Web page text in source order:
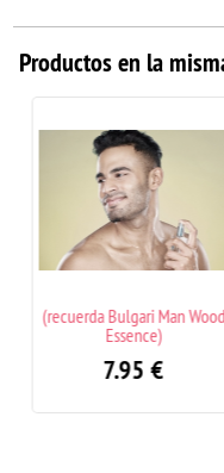
Productos en la
(recuerda 212 Vip
Carolina
7.95